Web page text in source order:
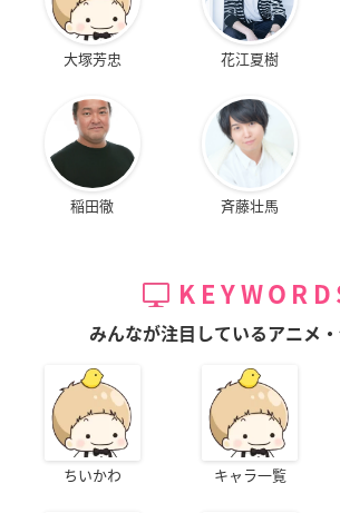
大塚芳忠 花江夏樹
稲田徹 斉藤壮馬
みんなが注目しているアニメ
ちいかわ キャラ一覧